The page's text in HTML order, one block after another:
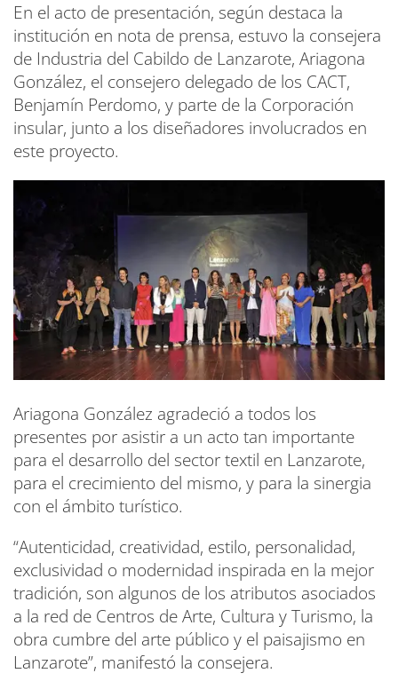
En el acto de presentación, según destaca la
institución en nota de prensa, estuvo la consejera
de Industria del Cabildo de Lanzarote, Ariagona
González, el consejero delegado de los CACT,
Benjamín Perdomo, y parte de la Corporación
insular, junto a los diseñadores involucrados en
este proyecto.
Ariagona González agradeció a todos los
presentes por asistir a un acto tan importante
para el desarrollo del sector textil en Lanzarote,
para el crecimiento del mismo, y para la sinergia
con el ámbito turístico.
“Autenticidad, creatividad, estilo, personalidad,
exclusividad o modernidad inspirada en la mejor
tradición, son algunos de los atributos asociados
a la red de Centros de Arte, Cultura y Turismo, la
obra cumbre del arte público y el paisajismo en
Lanzarote”, manifestó la consejera.